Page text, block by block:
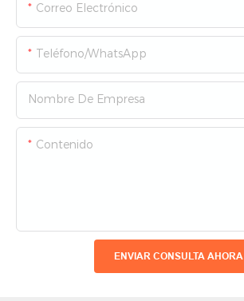
Correo Electrónico
Teléfono/WhatsApp
Nombre De Empresa
Contenido
ENVIAR CONSULTA AHORA